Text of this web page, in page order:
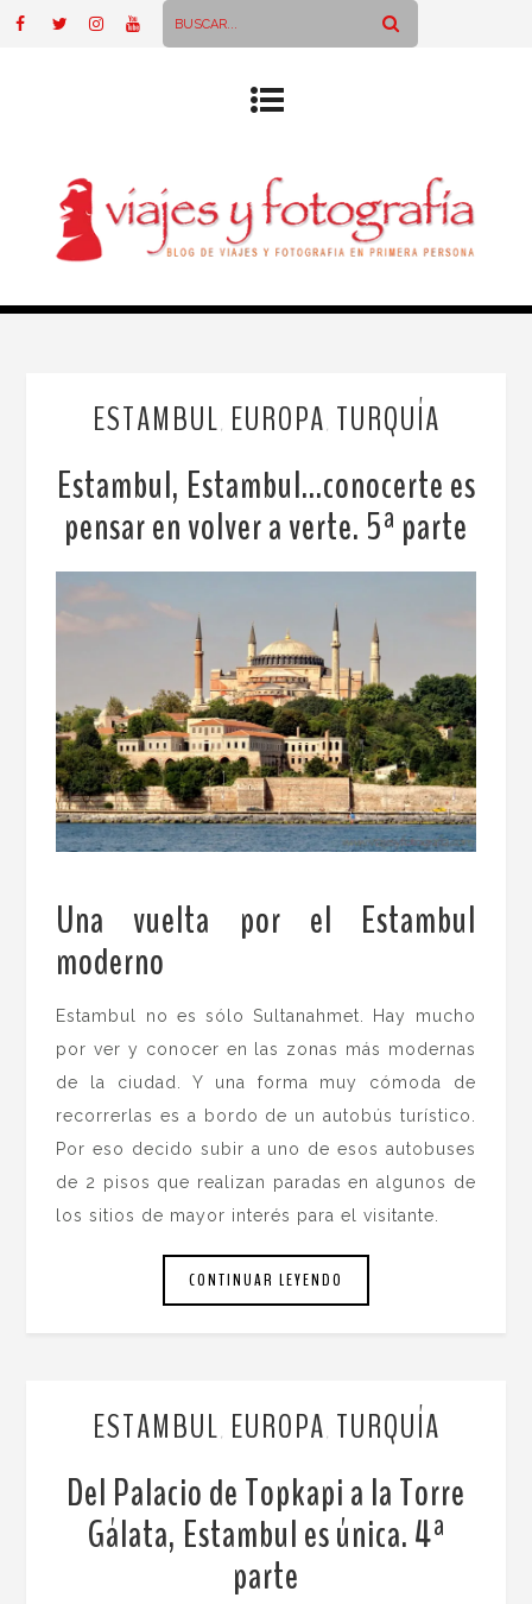
ESTAMBUL EUROPA TURQUÍA
Estambul, Estambul…conocerte es
pensar en volver a verte. 5ª parte
Una vuelta por el Estambul
moderno
Estambul no es sólo Sultanahmet. Hay mucho
por ver y conocer en las zonas más modernas
de la ciudad. Y una forma muy cómoda de
recorrerlas es a bordo de un autobús turístico.
Por eso decido subir a uno de esos autobuses
de 2 pisos que realizan paradas en algunos de
los sitios de mayor interés para el visitante.
CONTINUAR LEYENDO
ESTAMBUL, EUROPA, TURQUÍA
Del Palacio de Topkapi a la Torre
Gálata, Estambul es única. 4ª
parte